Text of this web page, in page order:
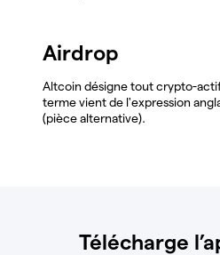
Airdrop
Altcoin désigne tout crypto-
terme vient de l'expression
(pièce alternative).
Télécharge